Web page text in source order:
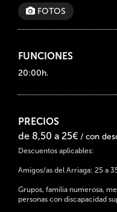
FOTOS
FUNCIONES
20:00h.
PRECIOS
de 8,50 a 25€ / con
Descuentos aplicables:
Amigos/as del Arriaga: 25 a
Grupos, familia numerosa,
personas con discapacidad